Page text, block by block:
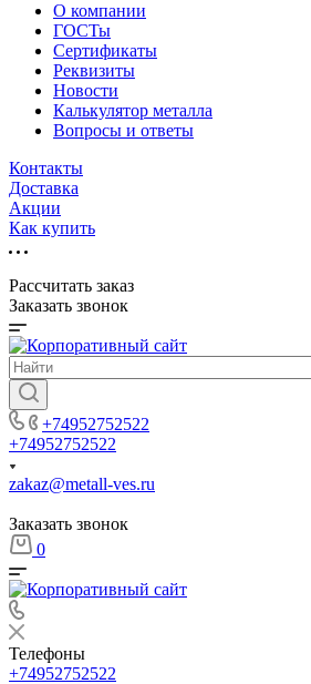
О компании
ГОСТы
Сертификаты
Реквизиты
Новости
Калькулятор металла
Вопросы и ответы
Контакты
Доставка
Акции
Как купить
Рассчитать заказ
Заказать звонок
+74952752522
+74952752522
zakaz@metall-ves.ru
Заказать звонок
0
Телефоны
+74952752522